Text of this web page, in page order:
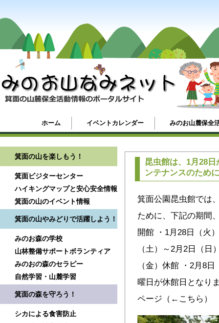
ホーム イベントカレンダー みのお山麓保全
箕面の山を楽しもう！
箕面ビジターセンター
ハイキングマップと安心安全情報
箕面の山のイベント情報
箕面の山やみどりで活躍しよう！
みのお森の学校
山林整備サポートボランティア
みのおの森のセラピー
自然学習・山麓学習
箕面の森を守ろう！
シカによる食害防止
昆虫館は、1月28
ンテナンスのため
箕面公園昆虫館では
ために、下記の期間
開館 ・1月28日（火
（土）～2月2日（日
（金）休館 ・2月8
曜日が休館日となり
ページ（←こちら）